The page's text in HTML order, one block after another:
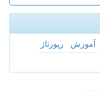
آموزش
رپورتاژ